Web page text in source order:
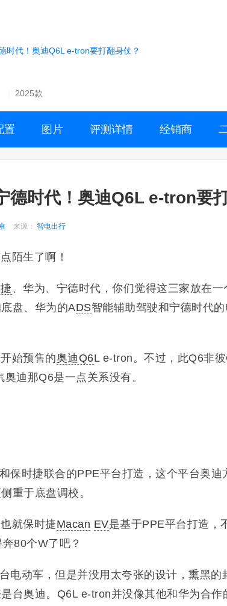
时代！奥迪Q6L e-tron要打翻身仗？
2025款
置 图片 评测详情 经销商
德时代！奥迪Q6L e-tron要
来源： 智电出行
陌生了啊！
、华为、宁德时代，你们觉得这三家放在一
盘、华为的ADS智能辅助驾驶和宁德时代
始预售的奥迪Q6L e-tron。 不过，此Q6非
迪那Q6是一点关系没有。
保时捷联合的PPE平台打造，这个平台奥迪
重于底盘调校。
就保时捷Macan EV是基于PPE平台打造，
80个W了吧？
电动车，但是并没用太夸张的设计，熏黑的
台奥迪。Q6L e-tron并没像其他和华为合作